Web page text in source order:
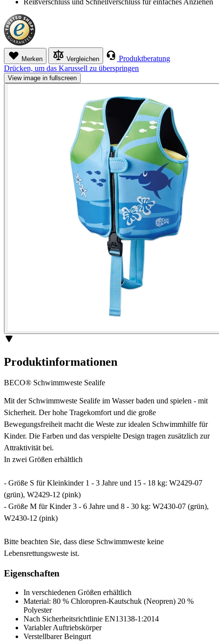
Merken Vergleichen
Produktberatung
Drücken, um das Karussell zu überspringen
View image in fullscreen
Produktinformationen
BECO® Schwimmweste Sealife
Mit der Schwimmweste Sealife im Wasser baden und spielen - mit
Sicherheit. Der hohe Tragekomfort und die große
Bewegungsfreiheit macht die Weste zur idealen Schwimmhilfe für
Kinder. Die Farben und das verspielte Design tragen zusätzlich zur
Attraktivität bei.
In zwei Größen erhältlich
- Größe S für Kleinkinder 1 - 3 Jahre und 15 - 18 kg: W2429-07
(grün), W2429-12 (pink)
- Größe M für Kinder 3 - 6 Jahre und 8 - 30 kg: W2430-07 (grün),
W2430-12 (pink)
Bitte beachten Sie, dass diese Schwimmweste keine
Lebensrettungsweste ist.
Eigenschaften
In verschiedenen Größen erhältlich
Material: 80 % Chloropren-Kautschuk (Neopren) 20 %
Polyester
Nach Sicherheitsrichtlinie EN13138-1:2014
Variabler Auftriebskörper
Verstellbarer Beingurt